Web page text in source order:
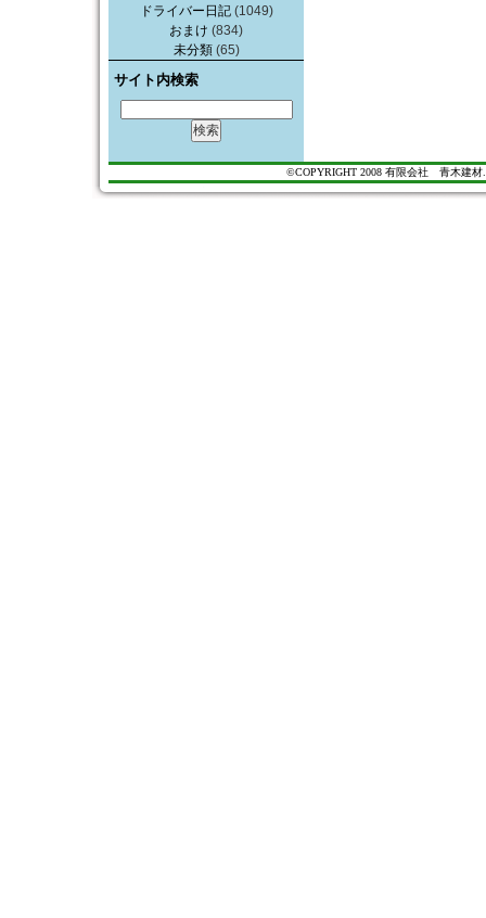
ドライバー日記(1049)
おまけ (834)
未分類(65)
サイト内検索
©COPYRIGHT 2008 有限会社 青木建材.